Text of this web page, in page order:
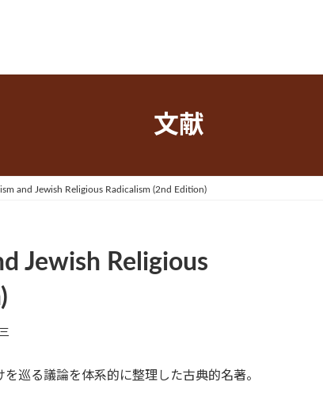
文献
and Jewish Religious Radicalism (2nd Edition)
Jewish Religious
巡る議論を体系的に整理した古典的名著。